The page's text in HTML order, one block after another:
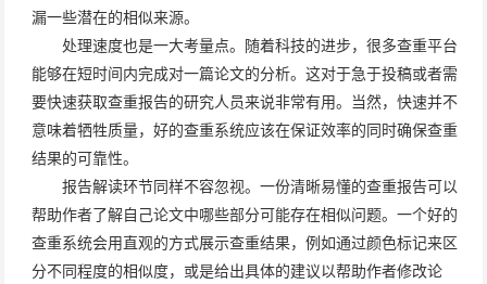
漏一些潜在的相似来源。
处理速度也是一大考量点。随着科技的进步，很多查重平台
能够在短时间内完成对一篇论文的分析。这对于急于投稿或者需
要快速获取查重报告的研究人员来说非常有用。当然，快速并不
意味着牺牲质量，好的查重系统应该在保证效率的同时确保查重
结果的可靠性。
报告解读环节同样不容忽视。一份清晰易懂的查重报告可以
帮助作者了解自己论文中哪些部分可能存在相似问题。一个好的
查重系统会用直观的方式展示查重结果，例如通过颜色标记来区
分不同程度的相似度，或是给出具体的建议以帮助作者修改论